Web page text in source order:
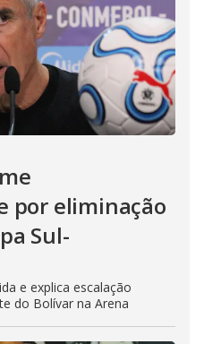
por eliminação
Sul-
e explica escalação
do Bolívar na Arena